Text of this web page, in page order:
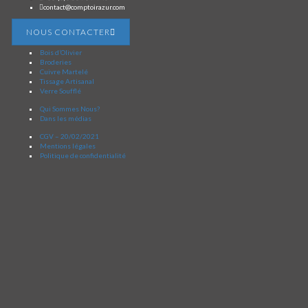
contact@comptoirazur.com
NOUS CONTACTER
Bois d’Olivier
Broderies
Cuivre Martelé
Tissage Artisanal
Verre Soufflé
Qui Sommes Nous?
Dans les médias
CGV – 20/02/2021
Mentions légales
Politique de confidentialité